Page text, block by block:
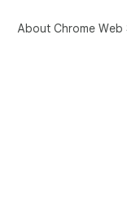
About Chrome Web